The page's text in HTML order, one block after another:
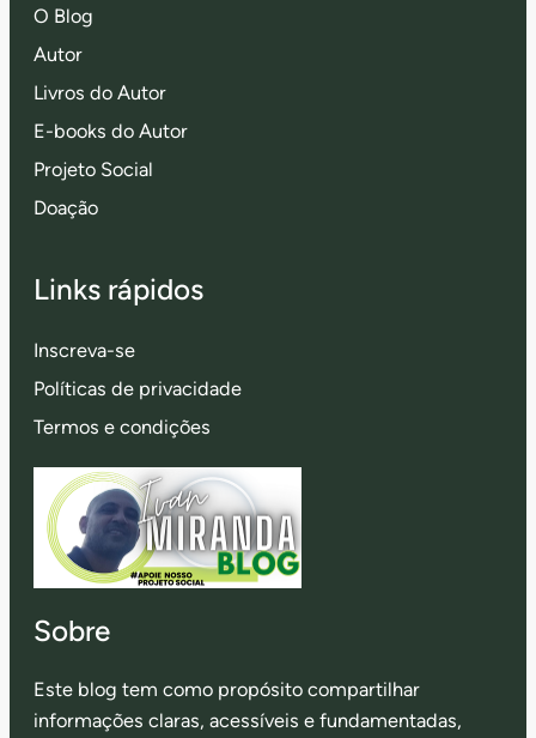
O Blog
Autor
Livros do Autor
E-books do Autor
Projeto Social
Doação
Links rápidos
Inscreva-se
Políticas de privacidade
Termos e condições
Sobre
Este blog tem como propósito compartilhar
informações claras, acessíveis e fundamentadas,